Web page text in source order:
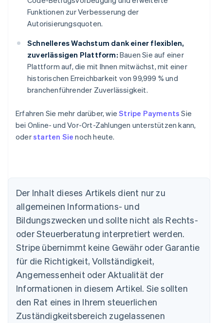
Funktionen zur Verbesserung der
Autorisierungsquoten.
Schnelleres Wachstum dank einer flexiblen,
zuverlässigen Plattform: Bauen Sie auf einer
Plattform auf, die mit Ihnen mitwächst, mit einer
historischen Erreichbarkeit von 99,999 % und
branchenführender Zuverlässigkeit.
Erfahren Sie mehr darüber, wieStripe Payments Sie
bei Online- und Vor-Ort-Zahlungen unterstützen kann,
oderstarten Sie noch heute.
Der Inhalt dieses Artikels dient nur zu
allgemeinen Informations- und
Bildungszwecken und sollte nicht als Rechts-
oder Steuerberatung interpretiert werden.
Stripe übernimmt keine Gewähr oder Garantie
für die Richtigkeit, Vollständigkeit,
Angemessenheit oder Aktualität der
Informationen in diesem Artikel. Sie sollten
den Rat eines in Ihrem steuerlichen
Zuständigkeitsbereich zugelassenen
Australien
English
Belgien
Brasilien
PortuguêsEnglish
Bulgarien
English
Dänemark
English
DeutschEnglish
Estland